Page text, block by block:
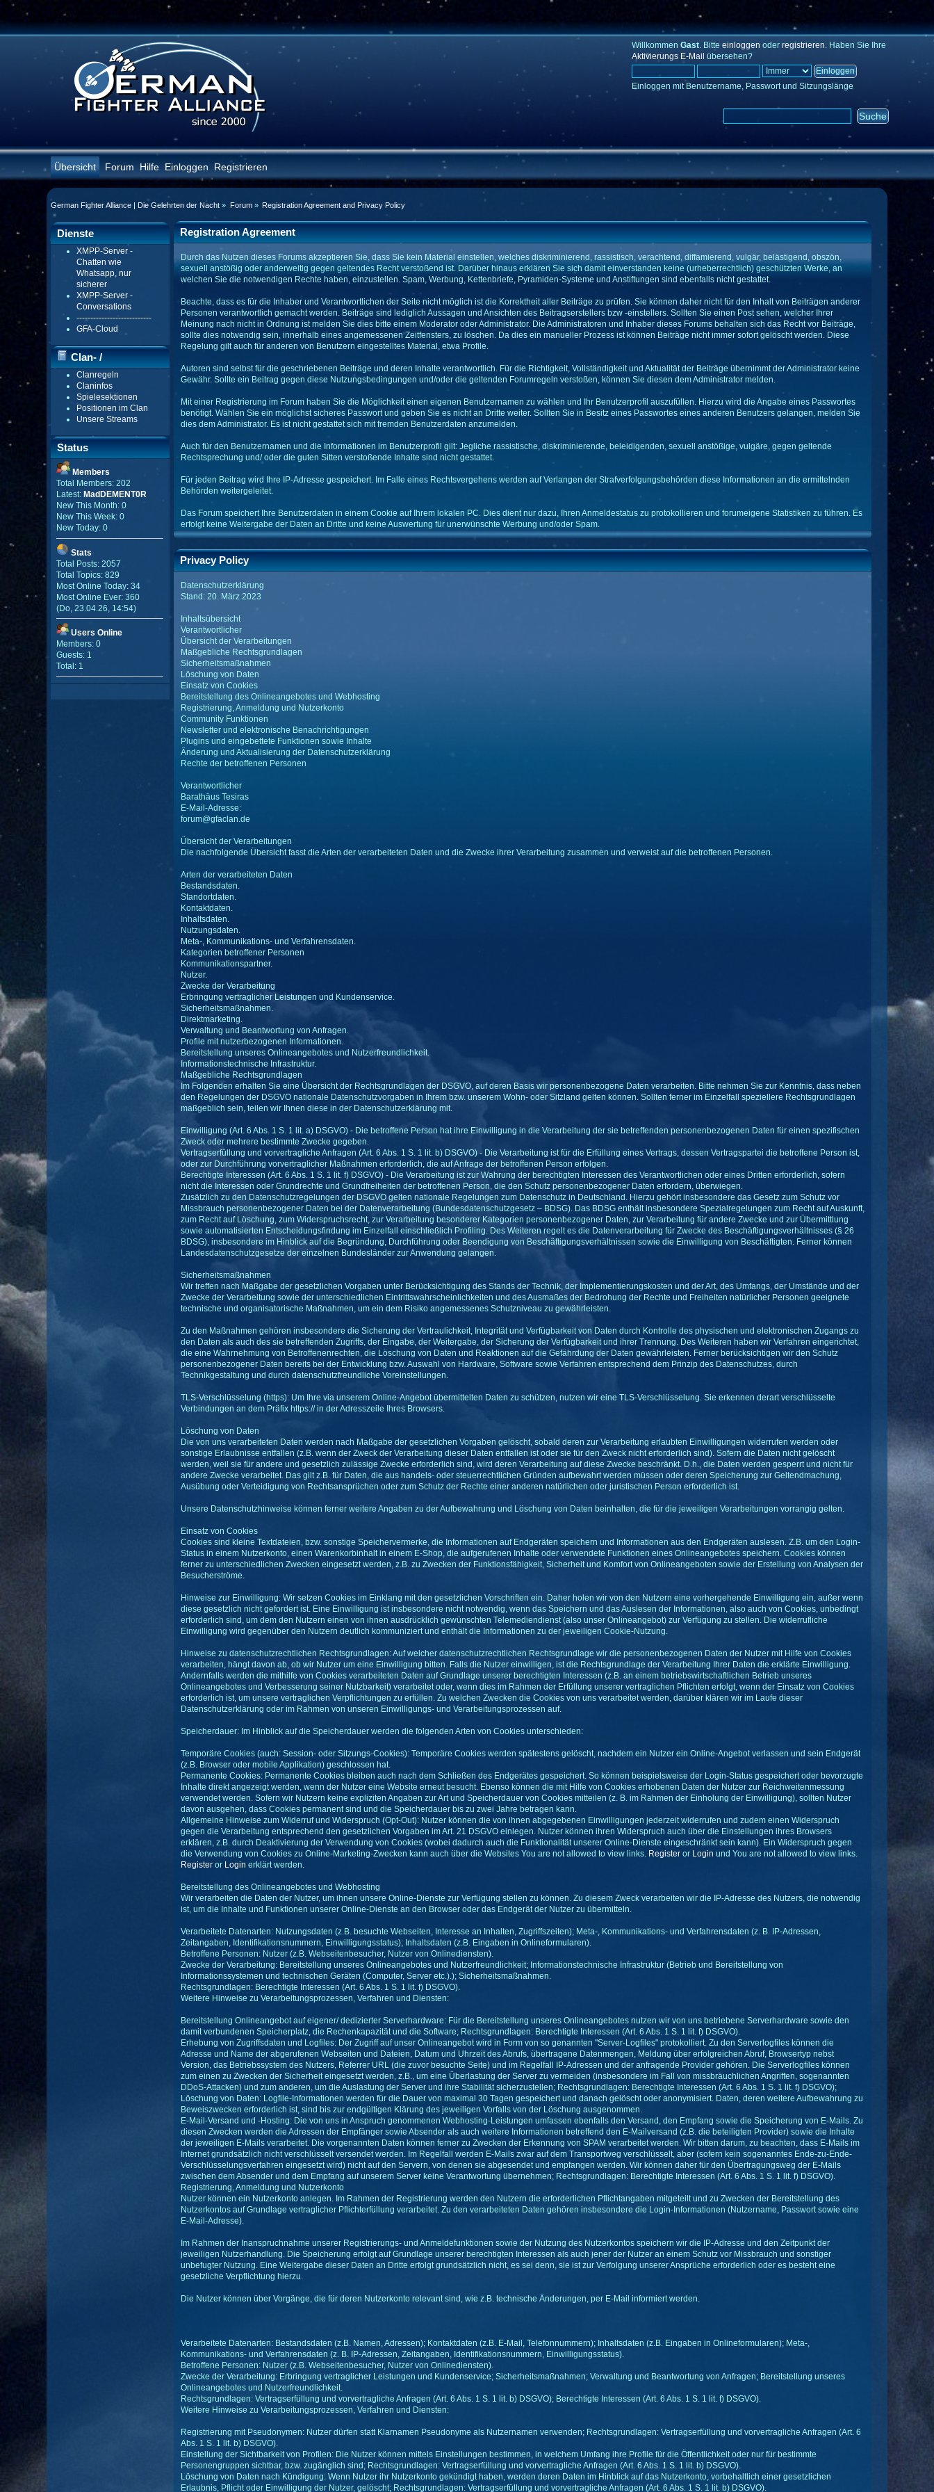
Willkommen Gast. Bitte einloggen oder registrieren. Haben Sie Ihre
Aktivierungs E-Mail übersehen?
Einloggen mit Benutzername, Passwort und Sitzungslänge
Übersicht Forum Hilfe Einloggen Registrieren
German Fighter Alliance | Die Gelehrten der Nacht » Forum» Registration Agreement and Privacy Policy
Dienste
XMPP-Server -
Chatten wie
Whatsapp, nur
sicherer
XMPP-Server -
Conversations
---------------------------
GFA-Cloud
Clan- /
Gildenmenü
Clanregeln
Claninfos
Spielesektionen
Positionen im Clan
Unsere Streams
Status
Members
Total Members: 202
Latest: MadDEMENT0R
New This Month: 0
New This Week: 0
New Today: 0
Stats
Total Posts: 2057
Total Topics: 829
Most Online Today: 34
Most Online Ever: 360
(Do, 23.04.26, 14:54)
Users Online
Members: 0
Guests: 1
Total: 1
Registration Agreement
Durch das Nutzen dieses Forums akzeptieren Sie, dass Sie kein Material einstellen, welches diskriminierend, rassistisch, verachtend, diffamierend, vulgär, belästigend, obszön,
sexuell anstößig oder anderweitig gegen geltendes Recht verstoßend ist. Darüber hinaus erklären Sie sich damit einverstanden keine (urheberrechtlich) geschützten Werke, an
welchen Sie die notwendigen Rechte haben, einzustellen. Spam, Werbung, Kettenbriefe, Pyramiden-Systeme und Anstiftungen sind ebenfalls nicht gestattet.
Beachte, dass es für die Inhaber und Verantwortlichen der Seite nicht möglich ist die Korrektheit aller Beiträge zu prüfen. Sie können daher nicht für den Inhalt von Beiträgen anderer
Personen verantwortlich gemacht werden. Beiträge sind lediglich Aussagen und Ansichten des Beitragserstellers bzw -einstellers. Sollten Sie einen Post sehen, welcher Ihrer
Meinung nach nicht in Ordnung ist melden Sie dies bitte einem Moderator oder Administrator. Die Administratoren und Inhaber dieses Forums behalten sich das Recht vor Beiträge,
sollte dies notwendig sein, innerhalb eines angemessenen Zeitfensters, zu löschen. Da dies ein manueller Prozess ist können Beiträge nicht immer sofort gelöscht werden. Diese
Regelung gilt auch für anderen von Benutzern eingestelltes Material, etwa Profile.
Autoren sind selbst für die geschriebenen Beiträge und deren Inhalte verantwortlich. Für die Richtigkeit, Vollständigkeit und Aktualität der Beiträge übernimmt der Administrator keine
Gewähr. Sollte ein Beitrag gegen diese Nutzungsbedingungen und/oder die geltenden Forumregeln verstoßen, können Sie diesen dem Administrator melden.
Mit einer Registrierung im Forum haben Sie die Möglichkeit einen eigenen Benutzernamen zu wählen und Ihr Benutzerprofil auszufüllen. Hierzu wird die Angabe eines Passwortes
benötigt. Wählen Sie ein möglichst sicheres Passwort und geben Sie es nicht an Dritte weiter. Sollten Sie in Besitz eines Passwortes eines anderen Benutzers gelangen, melden Sie
dies dem Administrator. Es ist nicht gestattet sich mit fremden Benutzerdaten anzumelden.
Auch für den Benutzernamen und die Informationen im Benutzerprofil gilt: Jegliche rassistische, diskriminierende, beleidigenden, sexuell anstößige, vulgäre, gegen geltende
Rechtsprechung und/ oder die guten Sitten verstoßende Inhalte sind nicht gestattet.
Für jeden Beitrag wird Ihre IP-Adresse gespeichert. Im Falle eines Rechtsvergehens werden auf Verlangen der Strafverfolgungsbehörden diese Informationen an die ermittelnden
Behörden weitergeleitet.
Das Forum speichert Ihre Benutzerdaten in einem Cookie auf Ihrem lokalen PC. Dies dient nur dazu, Ihren Anmeldestatus zu protokollieren und forumeigene Statistiken zu führen. Es
erfolgt keine Weitergabe der Daten an Dritte und keine Auswertung für unerwünschte Werbung und/oder Spam.
Privacy Policy
Datenschutzerklärung
Stand: 20. März 2023
Inhaltsübersicht
Verantwortlicher
Übersicht der Verarbeitungen
Maßgebliche Rechtsgrundlagen
Sicherheitsmaßnahmen
Löschung von Daten
Einsatz von Cookies
Bereitstellung des Onlineangebotes und Webhosting
Registrierung, Anmeldung und Nutzerkonto
Community Funktionen
Newsletter und elektronische Benachrichtigungen
Plugins und eingebettete Funktionen sowie Inhalte
Änderung und Aktualisierung der Datenschutzerklärung
Rechte der betroffenen Personen
Verantwortlicher
Barathäus Tesiras
E-Mail-Adresse:
forum@gfaclan.de
Übersicht der Verarbeitungen
Die nachfolgende Übersicht fasst die Arten der verarbeiteten Daten und die Zwecke ihrer Verarbeitung zusammen und verweist auf die betroffenen Personen.
Arten der verarbeiteten Daten
Bestandsdaten.
Standortdaten.
Kontaktdaten.
Inhaltsdaten.
Nutzungsdaten.
Meta-, Kommunikations- und Verfahrensdaten.
Kategorien betroffener Personen
Kommunikationspartner.
Nutzer.
Zwecke der Verarbeitung
Erbringung vertraglicher Leistungen und Kundenservice.
Sicherheitsmaßnahmen.
Direktmarketing.
Verwaltung und Beantwortung von Anfragen.
Profile mit nutzerbezogenen Informationen.
Bereitstellung unseres Onlineangebotes und Nutzerfreundlichkeit.
Informationstechnische Infrastruktur.
Maßgebliche Rechtsgrundlagen
Im Folgenden erhalten Sie eine Übersicht der Rechtsgrundlagen der DSGVO, auf deren Basis wir personenbezogene Daten verarbeiten. Bitte nehmen Sie zur Kenntnis, dass neben
den Regelungen der DSGVO nationale Datenschutzvorgaben in Ihrem bzw. unserem Wohn- oder Sitzland gelten können. Sollten ferner im Einzelfall speziellere Rechtsgrundlagen
maßgeblich sein, teilen wir Ihnen diese in der Datenschutzerklärung mit.
Einwilligung (Art. 6 Abs. 1 S. 1 lit. a) DSGVO) - Die betroffene Person hat ihre Einwilligung in die Verarbeitung der sie betreffenden personenbezogenen Daten für einen spezifischen
Zweck oder mehrere bestimmte Zwecke gegeben.
Vertragserfüllung und vorvertragliche Anfragen (Art. 6 Abs. 1 S. 1 lit. b) DSGVO) - Die Verarbeitung ist für die Erfüllung eines Vertrags, dessen Vertragspartei die betroffene Person ist,
oder zur Durchführung vorvertraglicher Maßnahmen erforderlich, die auf Anfrage der betroffenen Person erfolgen.
Berechtigte Interessen (Art. 6 Abs. 1 S. 1 lit. f) DSGVO) - Die Verarbeitung ist zur Wahrung der berechtigten Interessen des Verantwortlichen oder eines Dritten erforderlich, sofern
nicht die Interessen oder Grundrechte und Grundfreiheiten der betroffenen Person, die den Schutz personenbezogener Daten erfordern, überwiegen.
Zusätzlich zu den Datenschutzregelungen der DSGVO gelten nationale Regelungen zum Datenschutz in Deutschland. Hierzu gehört insbesondere das Gesetz zum Schutz vor
Missbrauch personenbezogener Daten bei der Datenverarbeitung (Bundesdatenschutzgesetz – BDSG). Das BDSG enthält insbesondere Spezialregelungen zum Recht auf Auskunft,
zum Recht auf Löschung, zum Widerspruchsrecht, zur Verarbeitung besonderer Kategorien personenbezogener Daten, zur Verarbeitung für andere Zwecke und zur Übermittlung
sowie automatisierten Entscheidungsfindung im Einzelfall einschließlich Profiling. Des Weiteren regelt es die Datenverarbeitung für Zwecke des Beschäftigungsverhältnisses (§ 26
BDSG), insbesondere im Hinblick auf die Begründung, Durchführung oder Beendigung von Beschäftigungsverhältnissen sowie die Einwilligung von Beschäftigten. Ferner können
Landesdatenschutzgesetze der einzelnen Bundesländer zur Anwendung gelangen.
Sicherheitsmaßnahmen
Wir treffen nach Maßgabe der gesetzlichen Vorgaben unter Berücksichtigung des Stands der Technik, der Implementierungskosten und der Art, des Umfangs, der Umstände und der
Zwecke der Verarbeitung sowie der unterschiedlichen Eintrittswahrscheinlichkeiten und des Ausmaßes der Bedrohung der Rechte und Freiheiten natürlicher Personen geeignete
technische und organisatorische Maßnahmen, um ein dem Risiko angemessenes Schutzniveau zu gewährleisten.
Zu den Maßnahmen gehören insbesondere die Sicherung der Vertraulichkeit, Integrität und Verfügbarkeit von Daten durch Kontrolle des physischen und elektronischen Zugangs zu
den Daten als auch des sie betreffenden Zugriffs, der Eingabe, der Weitergabe, der Sicherung der Verfügbarkeit und ihrer Trennung. Des Weiteren haben wir Verfahren eingerichtet,
die eine Wahrnehmung von Betroffenenrechten, die Löschung von Daten und Reaktionen auf die Gefährdung der Daten gewährleisten. Ferner berücksichtigen wir den Schutz
personenbezogener Daten bereits bei der Entwicklung bzw. Auswahl von Hardware, Software sowie Verfahren entsprechend dem Prinzip des Datenschutzes, durch
Technikgestaltung und durch datenschutzfreundliche Voreinstellungen.
TLS-Verschlüsselung (https): Um Ihre via unserem Online-Angebot übermittelten Daten zu schützen, nutzen wir eine TLS-Verschlüsselung. Sie erkennen derart verschlüsselte
Verbindungen an dem Präfix https:// in der Adresszeile Ihres Browsers.
Löschung von Daten
Die von uns verarbeiteten Daten werden nach Maßgabe der gesetzlichen Vorgaben gelöscht, sobald deren zur Verarbeitung erlaubten Einwilligungen widerrufen werden oder
sonstige Erlaubnisse entfallen (z.B. wenn der Zweck der Verarbeitung dieser Daten entfallen ist oder sie für den Zweck nicht erforderlich sind). Sofern die Daten nicht gelöscht
werden, weil sie für andere und gesetzlich zulässige Zwecke erforderlich sind, wird deren Verarbeitung auf diese Zwecke beschränkt. D.h., die Daten werden gesperrt und nicht für
andere Zwecke verarbeitet. Das gilt z.B. für Daten, die aus handels- oder steuerrechtlichen Gründen aufbewahrt werden müssen oder deren Speicherung zur Geltendmachung,
Ausübung oder Verteidigung von Rechtsansprüchen oder zum Schutz der Rechte einer anderen natürlichen oder juristischen Person erforderlich ist.
Unsere Datenschutzhinweise können ferner weitere Angaben zu der Aufbewahrung und Löschung von Daten beinhalten, die für die jeweiligen Verarbeitungen vorrangig gelten.
Einsatz von Cookies
Cookies sind kleine Textdateien, bzw. sonstige Speichervermerke, die Informationen auf Endgeräten speichern und Informationen aus den Endgeräten auslesen. Z.B. um den Login-
Status in einem Nutzerkonto, einen Warenkorbinhalt in einem E-Shop, die aufgerufenen Inhalte oder verwendete Funktionen eines Onlineangebotes speichern. Cookies können
ferner zu unterschiedlichen Zwecken eingesetzt werden, z.B. zu Zwecken der Funktionsfähigkeit, Sicherheit und Komfort von Onlineangeboten sowie der Erstellung von Analysen der
Besucherströme.
Hinweise zur Einwilligung: Wir setzen Cookies im Einklang mit den gesetzlichen Vorschriften ein. Daher holen wir von den Nutzern eine vorhergehende Einwilligung ein, außer wenn
diese gesetzlich nicht gefordert ist. Eine Einwilligung ist insbesondere nicht notwendig, wenn das Speichern und das Auslesen der Informationen, also auch von Cookies, unbedingt
erforderlich sind, um dem den Nutzern einen von ihnen ausdrücklich gewünschten Telemediendienst (also unser Onlineangebot) zur Verfügung zu stellen. Die widerrufliche
Einwilligung wird gegenüber den Nutzern deutlich kommuniziert und enthält die Informationen zu der jeweiligen Cookie-Nutzung.
Hinweise zu datenschutzrechtlichen Rechtsgrundlagen: Auf welcher datenschutzrechtlichen Rechtsgrundlage wir die personenbezogenen Daten der Nutzer mit Hilfe von Cookies
verarbeiten, hängt davon ab, ob wir Nutzer um eine Einwilligung bitten. Falls die Nutzer einwilligen, ist die Rechtsgrundlage der Verarbeitung Ihrer Daten die erklärte Einwilligung.
Andernfalls werden die mithilfe von Cookies verarbeiteten Daten auf Grundlage unserer berechtigten Interessen (z.B. an einem betriebswirtschaftlichen Betrieb unseres
Onlineangebotes und Verbesserung seiner Nutzbarkeit) verarbeitet oder, wenn dies im Rahmen der Erfüllung unserer vertraglichen Pflichten erfolgt, wenn der Einsatz von Cookies
erforderlich ist, um unsere vertraglichen Verpflichtungen zu erfüllen. Zu welchen Zwecken die Cookies von uns verarbeitet werden, darüber klären wir im Laufe dieser
Datenschutzerklärung oder im Rahmen von unseren Einwilligungs- und Verarbeitungsprozessen auf.
Speicherdauer: Im Hinblick auf die Speicherdauer werden die folgenden Arten von Cookies unterschieden:
Temporäre Cookies (auch: Session- oder Sitzungs-Cookies): Temporäre Cookies werden spätestens gelöscht, nachdem ein Nutzer ein Online-Angebot verlassen und sein Endgerät
(z.B. Browser oder mobile Applikation) geschlossen hat.
Permanente Cookies: Permanente Cookies bleiben auch nach dem Schließen des Endgerätes gespeichert. So können beispielsweise der Login-Status gespeichert oder bevorzugte
Inhalte direkt angezeigt werden, wenn der Nutzer eine Website erneut besucht. Ebenso können die mit Hilfe von Cookies erhobenen Daten der Nutzer zur Reichweitenmessung
verwendet werden. Sofern wir Nutzern keine expliziten Angaben zur Art und Speicherdauer von Cookies mitteilen (z. B. im Rahmen der Einholung der Einwilligung), sollten Nutzer
davon ausgehen, dass Cookies permanent sind und die Speicherdauer bis zu zwei Jahre betragen kann.
Allgemeine Hinweise zum Widerruf und Widerspruch (Opt-Out): Nutzer können die von ihnen abgegebenen Einwilligungen jederzeit widerrufen und zudem einen Widerspruch
gegen die Verarbeitung entsprechend den gesetzlichen Vorgaben im Art. 21 DSGVO einlegen. Nutzer können ihren Widerspruch auch über die Einstellungen ihres Browsers
erklären, z.B. durch Deaktivierung der Verwendung von Cookies (wobei dadurch auch die Funktionalität unserer Online-Dienste eingeschränkt sein kann). Ein Widerspruch gegen
die Verwendung von Cookies zu Online-Marketing-Zwecken kann auch über die Websites You are not allowed to view links. Registeror Login und You are not allowed to view links.
Registeror Login erklärt werden.
Bereitstellung des Onlineangebotes und Webhosting
Wir verarbeiten die Daten der Nutzer, um ihnen unsere Online-Dienste zur Verfügung stellen zu können. Zu diesem Zweck verarbeiten wir die IP-Adresse des Nutzers, die notwendig
ist, um die Inhalte und Funktionen unserer Online-Dienste an den Browser oder das Endgerät der Nutzer zu übermitteln.
Verarbeitete Datenarten: Nutzungsdaten (z.B. besuchte Webseiten, Interesse an Inhalten, Zugriffszeiten); Meta-, Kommunikations- und Verfahrensdaten (z. B. IP-Adressen,
Zeitangaben, Identifikationsnummern, Einwilligungsstatus); Inhaltsdaten (z.B. Eingaben in Onlineformularen).
Betroffene Personen: Nutzer (z.B. Webseitenbesucher, Nutzer von Onlinediensten).
Zwecke der Verarbeitung: Bereitstellung unseres Onlineangebotes und Nutzerfreundlichkeit; Informationstechnische Infrastruktur (Betrieb und Bereitstellung von
Informationssystemen und technischen Geräten (Computer, Server etc.).); Sicherheitsmaßnahmen.
Rechtsgrundlagen: Berechtigte Interessen (Art. 6 Abs. 1 S. 1 lit. f) DSGVO).
Weitere Hinweise zu Verarbeitungsprozessen, Verfahren und Diensten:
Bereitstellung Onlineangebot auf eigener/ dedizierter Serverhardware: Für die Bereitstellung unseres Onlineangebotes nutzen wir von uns betriebene Serverhardware sowie den
damit verbundenen Speicherplatz, die Rechenkapazität und die Software; Rechtsgrundlagen: Berechtigte Interessen (Art. 6 Abs. 1 S. 1 lit. f) DSGVO).
Erhebung von Zugriffsdaten und Logfiles: Der Zugriff auf unser Onlineangebot wird in Form von so genannten "Server-Logfiles" protokolliert. Zu den Serverlogfiles können die
Adresse und Name der abgerufenen Webseiten und Dateien, Datum und Uhrzeit des Abrufs, übertragene Datenmengen, Meldung über erfolgreichen Abruf, Browsertyp nebst
Version, das Betriebssystem des Nutzers, Referrer URL (die zuvor besuchte Seite) und im Regelfall IP-Adressen und der anfragende Provider gehören. Die Serverlogfiles können
zum einen zu Zwecken der Sicherheit eingesetzt werden, z.B., um eine Überlastung der Server zu vermeiden (insbesondere im Fall von missbräuchlichen Angriffen, sogenannten
DDoS-Attacken) und zum anderen, um die Auslastung der Server und ihre Stabilität sicherzustellen; Rechtsgrundlagen: Berechtigte Interessen (Art. 6 Abs. 1 S. 1 lit. f) DSGVO);
Löschung von Daten: Logfile-Informationen werden für die Dauer von maximal 30 Tagen gespeichert und danach gelöscht oder anonymisiert. Daten, deren weitere Aufbewahrung zu
Beweiszwecken erforderlich ist, sind bis zur endgültigen Klärung des jeweiligen Vorfalls von der Löschung ausgenommen.
E-Mail-Versand und -Hosting: Die von uns in Anspruch genommenen Webhosting-Leistungen umfassen ebenfalls den Versand, den Empfang sowie die Speicherung von E-Mails. Zu
diesen Zwecken werden die Adressen der Empfänger sowie Absender als auch weitere Informationen betreffend den E-Mailversand (z.B. die beteiligten Provider) sowie die Inhalte
der jeweiligen E-Mails verarbeitet. Die vorgenannten Daten können ferner zu Zwecken der Erkennung von SPAM verarbeitet werden. Wir bitten darum, zu beachten, dass E-Mails im
Internet grundsätzlich nicht verschlüsselt versendet werden. Im Regelfall werden E-Mails zwar auf dem Transportweg verschlüsselt, aber (sofern kein sogenanntes Ende-zu-Ende-
Verschlüsselungsverfahren eingesetzt wird) nicht auf den Servern, von denen sie abgesendet und empfangen werden. Wir können daher für den Übertragungsweg der E-Mails
zwischen dem Absender und dem Empfang auf unserem Server keine Verantwortung übernehmen; Rechtsgrundlagen: Berechtigte Interessen (Art. 6 Abs. 1 S. 1 lit. f) DSGVO).
Registrierung, Anmeldung und Nutzerkonto
Nutzer können ein Nutzerkonto anlegen. Im Rahmen der Registrierung werden den Nutzern die erforderlichen Pflichtangaben mitgeteilt und zu Zwecken der Bereitstellung des
Nutzerkontos auf Grundlage vertraglicher Pflichterfüllung verarbeitet. Zu den verarbeiteten Daten gehören insbesondere die Login-Informationen (Nutzername, Passwort sowie eine
E-Mail-Adresse).
Im Rahmen der Inanspruchnahme unserer Registrierungs- und Anmeldefunktionen sowie der Nutzung des Nutzerkontos speichern wir die IP-Adresse und den Zeitpunkt der
jeweiligen Nutzerhandlung. Die Speicherung erfolgt auf Grundlage unserer berechtigten Interessen als auch jener der Nutzer an einem Schutz vor Missbrauch und sonstiger
unbefugter Nutzung. Eine Weitergabe dieser Daten an Dritte erfolgt grundsätzlich nicht, es sei denn, sie ist zur Verfolgung unserer Ansprüche erforderlich oder es besteht eine
gesetzliche Verpflichtung hierzu.
Die Nutzer können über Vorgänge, die für deren Nutzerkonto relevant sind, wie z.B. technische Änderungen, per E-Mail informiert werden.
Verarbeitete Datenarten: Bestandsdaten (z.B. Namen, Adressen); Kontaktdaten (z.B. E-Mail, Telefonnummern); Inhaltsdaten (z.B. Eingaben in Onlineformularen); Meta-,
Kommunikations- und Verfahrensdaten (z. B. IP-Adressen, Zeitangaben, Identifikationsnummern, Einwilligungsstatus).
Betroffene Personen: Nutzer (z.B. Webseitenbesucher, Nutzer von Onlinediensten).
Zwecke der Verarbeitung: Erbringung vertraglicher Leistungen und Kundenservice; Sicherheitsmaßnahmen; Verwaltung und Beantwortung von Anfragen; Bereitstellung unseres
Onlineangebotes und Nutzerfreundlichkeit.
Rechtsgrundlagen: Vertragserfüllung und vorvertragliche Anfragen (Art. 6 Abs. 1 S. 1 lit. b) DSGVO); Berechtigte Interessen (Art. 6 Abs. 1 S. 1 lit. f) DSGVO).
Weitere Hinweise zu Verarbeitungsprozessen, Verfahren und Diensten:
Registrierung mit Pseudonymen: Nutzer dürfen statt Klarnamen Pseudonyme als Nutzernamen verwenden; Rechtsgrundlagen: Vertragserfüllung und vorvertragliche Anfragen (Art. 6
Abs. 1 S. 1 lit. b) DSGVO).
Einstellung der Sichtbarkeit von Profilen: Die Nutzer können mittels Einstellungen bestimmen, in welchem Umfang ihre Profile für die Öffentlichkeit oder nur für bestimmte
Personengruppen sichtbar, bzw. zugänglich sind; Rechtsgrundlagen: Vertragserfüllung und vorvertragliche Anfragen (Art. 6 Abs. 1 S. 1 lit. b) DSGVO).
Löschung von Daten nach Kündigung: Wenn Nutzer ihr Nutzerkonto gekündigt haben, werden deren Daten im Hinblick auf das Nutzerkonto, vorbehaltlich einer gesetzlichen
Erlaubnis, Pflicht oder Einwilligung der Nutzer, gelöscht; Rechtsgrundlagen: Vertragserfüllung und vorvertragliche Anfragen (Art. 6 Abs. 1 S. 1 lit. b) DSGVO).